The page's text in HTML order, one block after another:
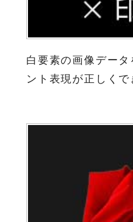
白要素の画像デー
ント表現が正しくで